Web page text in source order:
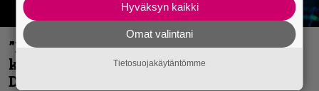
”En kadu mitään” – Rick Rozz ei tunne
katkeruutta siitä, ettei ollut mukana
Deathin debyytillä
Hyväksyn kaikki
Omat valintani
Tietosuojakäytäntömme